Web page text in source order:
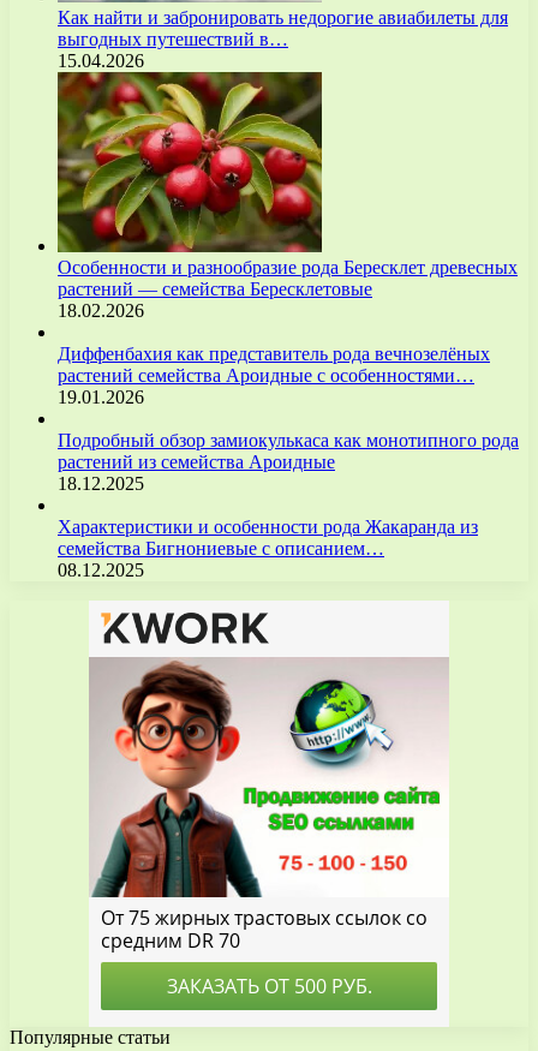
Как найти и забронировать недорогие авиабилеты для
выгодных путешествий в…
15.04.2026
Особенности и разнообразие рода Бересклет древесных
растений — семейства Бересклетовые
18.02.2026
Диффенбахия как представитель рода вечнозелёных
растений семейства Ароидные с особенностями…
19.01.2026
Подробный обзор замиокулькаса как монотипного рода
растений из семейства Ароидные
18.12.2025
Характеристики и особенности рода Жакаранда из
семейства Бигнониевые с описанием…
08.12.2025
Популярные статьи